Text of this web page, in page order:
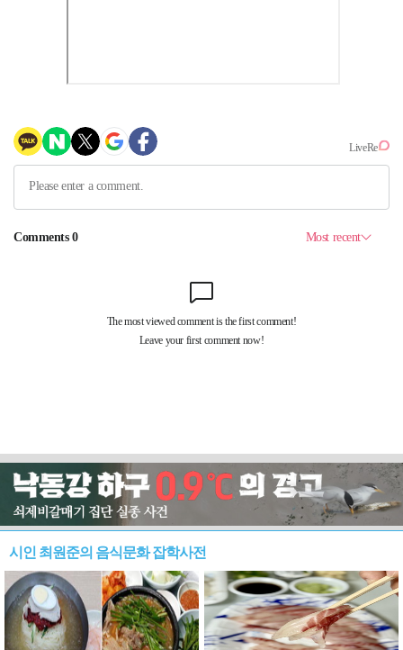
시인 최원준의 음식문화 잡학사전